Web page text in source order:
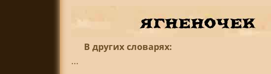
В других словарях:
...